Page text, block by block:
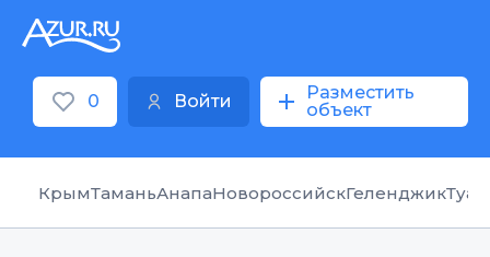
0 Войти
Разместить
объект
КрымТаманьАнапаНовороссийскГеленджик